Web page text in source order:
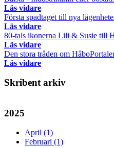
Läs vidare
Första spadtaget till nya
Läs vidare
80-tals ikonerna Lili & Susie till
Läs vidare
Den stora tråden om
Läs vidare
Skribent arkiv
2025
April (1)
Februari (1)